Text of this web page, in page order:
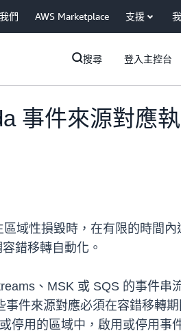
們 AWS Marketplace 支援
搜尋 登入主控台
事件來源對應
域性損毀時，在有限的時間內
錯移轉自動化。
、MSK 或 SQS 的事件串
件來源對應必須在容錯移轉
停用的區域中，啟用或停用事